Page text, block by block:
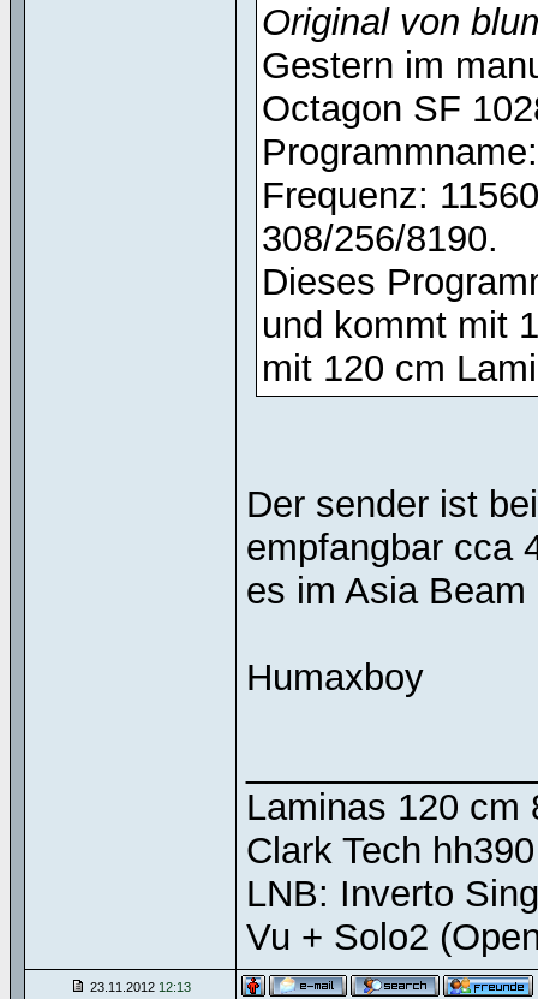
Original von
Gestern im
Octagon SF
Frequenz:
308/256/8190.
Dieses
und kommt mit
mit 120 cm
Der sender ist
empfangbar cca
es im Asia
Humaxboy
Laminas 120 cm
Clark Tech hh390
LNB: Inverto
Vu + Solo2
23.11.2012 12:13